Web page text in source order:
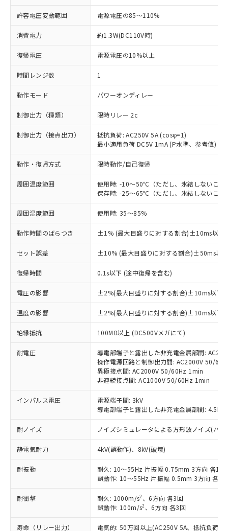
許容電圧変動範囲 電源電圧の85～110%
消費電力 約1.3W(DC110V時)
復帰電圧 電源電圧の10%以上
時間レンジ数 1
動作モード パワーオンディレー
制御出力（種類） 限時リレー 2c
制御出力（接点出力）
抵抗負荷: AC250V 5A (cosφ=1)
最小適用負荷 DC5V 1mA (P水準、参考値)
動作・復帰方式 限時動作/自己復帰
周囲温度範囲
使用時: -10～50℃（ただし、氷結しないこと
保存時: -25～65℃（ただし、氷結しないこと
周囲湿度範囲 使用時: 35～85%
動作時間のばらつき ±1% (最大目盛りに対する割合)±10ms以下
セット誤差 ±10% (最大目盛りに対する割合)±50ms以下
復帰時間 0.1s以下 (途中復帰を含む)
電圧の影響 ±2%(最大目盛りに対する割合)±10ms以下
温度の影響 ±2%(最大目盛りに対する割合)±10ms以下
絶縁抵抗 100MΩ以上 (DC500Vメガにて)
耐電圧
導電部端子と露出した非充電金属部間:
操作電源回路と制御出力間: AC2000V 50/
異極接点間: AC2000V 50/60Hz 1min
非連続接点間: AC1000V 50/60Hz 1min
インパルス電圧
電源端子間: 3kV
導電部端子と露出した非充電金属部間: 4.5kV
耐ノイズ ノイズシミュレータによる方形波ノイズ(パ
静電気耐力 4kV(誤動作)、8kV(破壊)
耐振動
耐久: 10～55Hz 片振幅 0.75mm 3方向 各1h
誤動作: 10～55Hz 片振幅 0.5mm 3方向 各
耐衝撃 耐久: 1000m/s2 、6方向 各3回
誤動作: 100m/s2 、6方向 各3回
寿命（リレー出力） 電気的: 50万回以上(AC250V 5A、抵抗負荷
ご利用条件
以下の条件をお読みいただき、同意のうえ
ご利用ください。
本サービスは、当社制御機器事業取扱
商品の当社在庫状況および標準価格
(税抜)を提供させていただくもので
当社制御機器事業取扱商品の中には、
本サービスの対象外となる商品もある
ことをご了承ください。
在庫状況および標準価格照会結果は、
記載している更新日時点での社内デー
タに基づき作成されるものであり、閲
覧された時点での実際の在庫および標
準価格とは異なる場合があることをご
※1 対応状況
対応済み：EU RoHS指令（10物質）の
非含有に対応した製品が提供可能な商品で
す。
対応予定：EU RoHS指令（10物質）の非含
有に対応した製品に切り替える予定のある
対応予定なし：EU RoHS指令（10物質）の
非含有に非対応の商品で、対応品を出す予
調査・確認中：EU RoHS指令（10物質）の
商品です。
非該当品：ライセンス料など無形物で、有
害物質有無と関係のない商品です。
仕入先様の事情により、非含有部品として
いたものが、含有品と判明した場合などや
むを得ず変更することがあります。
*EU RoHS指令（10物質）：
鉛(Pb) 1000ppm以下、 水銀(Hg) 1000ppm以下、 カド
ミウム(Cd) 100ppm以下、
六価クロム(Cr(Ⅵ)) 1000ppm以下、ポリ臭化ビフェニル
※1 中国RoHS○×表
基準値以下であることを示します。
「×」：最大均質材料含有率が中国RoHSの
基準値を超えていることを示します。
「－」：未確認です。当社販売部門へお問
い合わせください。
*中国RoHS10物質の基準値 (GB/T26572)：
Pb(鉛) :1000ppm、 Hg(水銀) : 1000ppm、 Cd(カドミウ
ム) : 100ppm、
当社は、これら貴社製品のうち、外国
為替および外国貿易法に定める商品
（以下｢規制貨物等」という）を輸出
または国外への提供する場合は、日本
国政府の輸出許可(または役務取引許
可)を取得するなどの必要な手続きを